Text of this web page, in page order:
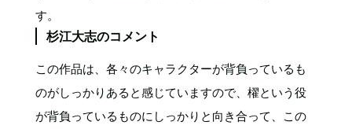
す。
杉江大志のコメント
この作品は、各々のキャラクターが背負っているも
のがしっかりあると感じていますので、櫂という役
が背負っているものにしっかりと向き合って、この